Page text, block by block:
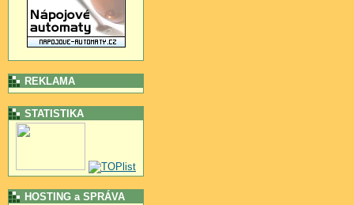
REKLAMA
STATISTIKA
HOSTING a SPRÁVA